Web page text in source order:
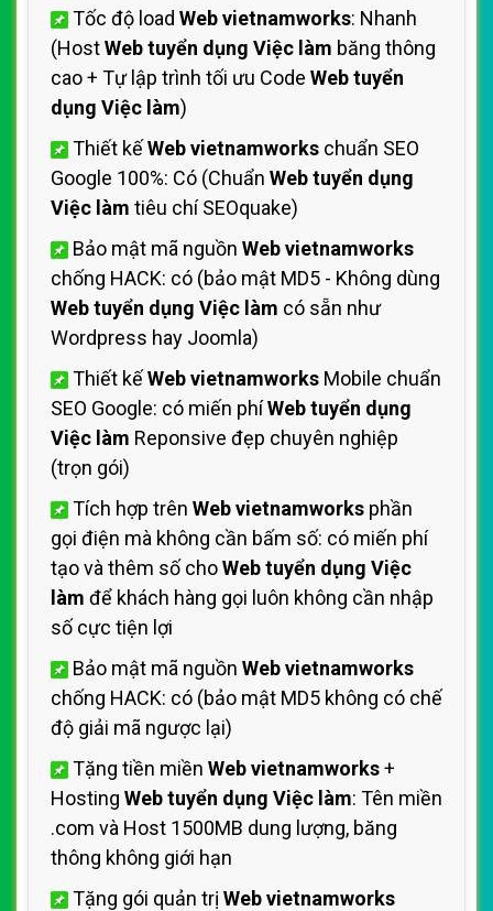
Tốc độ load Web vietnamworks: Nhanh
(HostWeb tuyển dụng Việc làm băng thông
cao + Tự lập trình tối ưu Code Web tuyển
dụng Việc làm)
Thiết kếWeb vietnamworks chuẩn SEO
Google 100%: Có (Chuẩn Web tuyển dụng
Việc làm tiêu chí SEOquake)
Bảo mật mã nguồn Web vietnamworks
chống HACK: có (bảo mật MD5 - Không dùng
Web tuyển dụng Việc làm có sẵn như
Wordpress hay Joomla)
Thiết kếWeb vietnamworks Mobile chuẩn
SEO Google: có miến phíWeb tuyển dụng
Việc làm Reponsive đẹp chuyên nghiệp
(trọn gói)
Tích hợp trên Web vietnamworks phần
gọi điện mà không cần bấm số: có miến phí
tạo và thêm số choWeb tuyển dụng Việc
làm để khách hàng gọi luôn không cần nhập
số cực tiện lợi
Bảo mật mã nguồn Web vietnamworks
chống HACK: có (bảo mật MD5 không có chế
độ giải mã ngược lại)
Tặng tiền miền Web vietnamworks+
Hosting Web tuyển dụng Việc làm: Tên miền
.com và Host 1500MB dung lượng, băng
thông không giới hạn
Tặng gói quản trị Web vietnamworks